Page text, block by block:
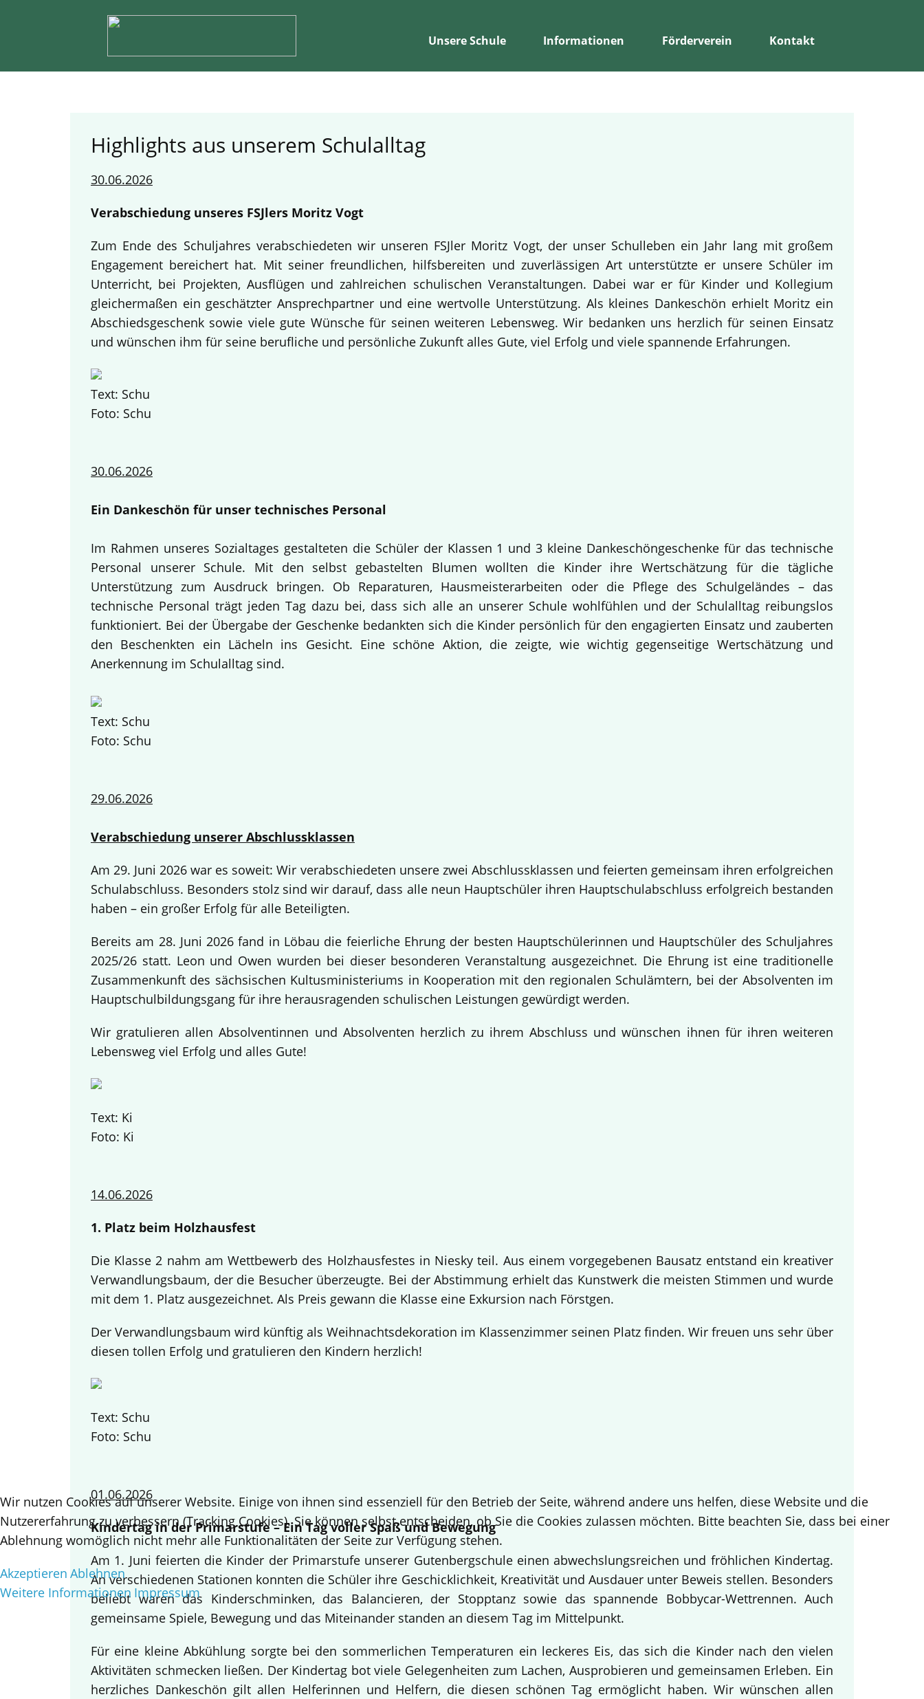
Unsere Schule Informationen Förderverein Kontakt
Highlights aus unserem Schulalltag
30.06.2026
Verabschiedung unseres FSJlers Moritz Vogt
Zum Ende des Schuljahres verabschiedeten wir unseren FSJler Moritz Vogt, der unser Schulleben ein Jahr lang mit großem
Engagement bereichert hat. Mit seiner freundlichen, hilfsbereiten und zuverlässigen Art unterstützte er unsere Schüler im
Unterricht, bei Projekten, Ausflügen und zahlreichen schulischen Veranstaltungen. Dabei war er für Kinder und Kollegium
gleichermaßen ein geschätzter Ansprechpartner und eine wertvolle Unterstützung. Als kleines Dankeschön erhielt Moritz ein
Abschiedsgeschenk sowie viele gute Wünsche für seinen weiteren Lebensweg. Wir bedanken uns herzlich für seinen Einsatz
und wünschen ihm für seine berufliche und persönliche Zukunft alles Gute, viel Erfolg und viele spannende Erfahrungen.
Text: Schu
Foto: Schu
30.06.2026
Ein Dankeschön für unser technisches Personal
Im Rahmen unseres Sozialtages gestalteten die Schüler der Klassen 1 und 3 kleine Dankeschöngeschenke für das technische
Personal unserer Schule. Mit den selbst gebastelten Blumen wollten die Kinder ihre Wertschätzung für die tägliche
Unterstützung zum Ausdruck bringen. Ob Reparaturen, Hausmeisterarbeiten oder die Pflege des Schulgeländes – das
technische Personal trägt jeden Tag dazu bei, dass sich alle an unserer Schule wohlfühlen und der Schulalltag reibungslos
funktioniert. Bei der Übergabe der Geschenke bedankten sich die Kinder persönlich für den engagierten Einsatz und zauberten
den Beschenkten ein Lächeln ins Gesicht. Eine schöne Aktion, die zeigte, wie wichtig gegenseitige Wertschätzung und
Anerkennung im Schulalltag sind.
Text: Schu
Foto: Schu
29.06.2026
Verabschiedung unserer Abschlussklassen
Am 29. Juni 2026 war es soweit: Wir verabschiedeten unsere zwei Abschlussklassen und feierten gemeinsam ihren erfolgreichen
Schulabschluss. Besonders stolz sind wir darauf, dass alle neun Hauptschüler ihren Hauptschulabschluss erfolgreich bestanden
haben – ein großer Erfolg für alle Beteiligten.
Bereits am 28. Juni 2026 fand in Löbau die feierliche Ehrung der besten Hauptschülerinnen und Hauptschüler des Schuljahres
2025/26 statt. Leon und Owen wurden bei dieser besonderen Veranstaltung ausgezeichnet. Die Ehrung ist eine traditionelle
Zusammenkunft des sächsischen Kultusministeriums in Kooperation mit den regionalen Schulämtern, bei der Absolventen im
Hauptschulbildungsgang für ihre herausragenden schulischen Leistungen gewürdigt werden.
Wir gratulieren allen Absolventinnen und Absolventen herzlich zu ihrem Abschluss und wünschen ihnen für ihren weiteren
Lebensweg viel Erfolg und alles Gute!
Text: Ki
Foto: Ki
14.06.2026
1. Platz beim Holzhausfest
Die Klasse 2 nahm am Wettbewerb des Holzhausfestes in Niesky teil. Aus einem vorgegebenen Bausatz entstand ein kreativer
Verwandlungsbaum, der die Besucher überzeugte. Bei der Abstimmung erhielt das Kunstwerk die meisten Stimmen und wurde
mit dem 1. Platz ausgezeichnet. Als Preis gewann die Klasse eine Exkursion nach Förstgen.
Der Verwandlungsbaum wird künftig als Weihnachtsdekoration im Klassenzimmer seinen Platz finden. Wir freuen uns sehr über
diesen tollen Erfolg und gratulieren den Kindern herzlich!
Text: Schu
Foto: Schu
01.06.2026
Kindertag in der Primarstufe – Ein Tag voller Spaß und Bewegung
Am 1. Juni feierten die Kinder der Primarstufe unserer Gutenbergschule einen abwechslungsreichen und fröhlichen Kindertag.
An verschiedenen Stationen konnten die Schüler ihre Geschicklichkeit, Kreativität und Ausdauer unter Beweis stellen. Besonders
beliebt waren das Kinderschminken, das Balancieren, der Stopptanz sowie das spannende Bobbycar-Wettrennen. Auch
gemeinsame Spiele, Bewegung und das Miteinander standen an diesem Tag im Mittelpunkt.
Für eine kleine Abkühlung sorgte bei den sommerlichen Temperaturen ein leckeres Eis, das sich die Kinder nach den vielen
Aktivitäten schmecken ließen. Der Kindertag bot viele Gelegenheiten zum Lachen, Ausprobieren und gemeinsamen Erleben. Ein
herzliches Dankeschön gilt allen Helferinnen und Helfern, die diesen schönen Tag ermöglicht haben. Wir wünschen allen
Wir nutzen Cookies auf unserer Website. Einige von ihnen sind essenziell für den Betrieb der Seite, während andere uns helfen, diese Website und die
Nutzererfahrung zu verbessern (Tracking Cookies). Sie können selbst entscheiden, ob Sie die Cookies zulassen möchten. Bitte beachten Sie, dass bei einer
Ablehnung womöglich nicht mehr alle Funktionalitäten der Seite zur Verfügung stehen.
Akzeptieren Ablehnen
Weitere Informationen Impressum